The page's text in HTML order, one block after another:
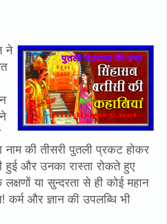
ने
की तीसरी पुतली प्रकट होकर
और उनका रास्ता रोकते हुए
या सुन्दरता से ही कोई महान
कर्म और ज्ञान की उपलब्धि भी